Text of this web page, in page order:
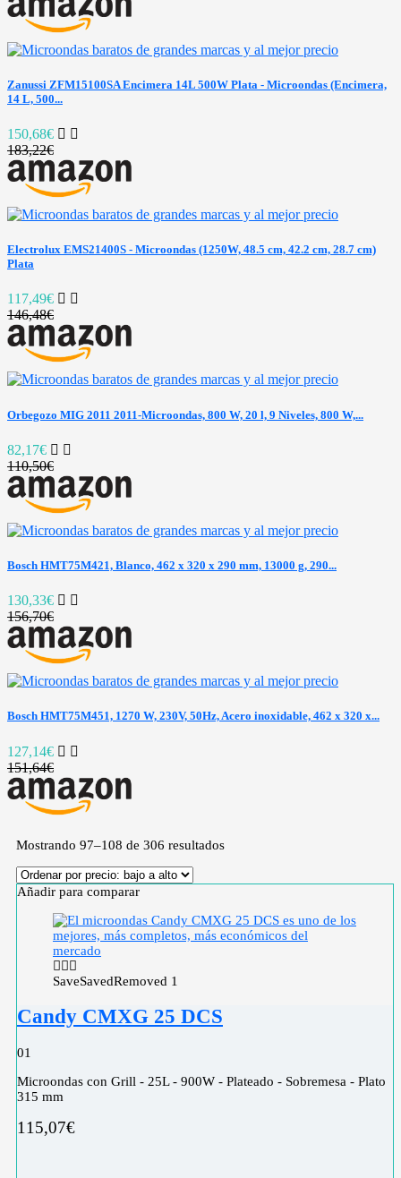
Zanussi ZFM15100SA Encimera 14L 500W Plata - Microondas (Encimera,
14 L, 500...
150,68€
183,22€
Electrolux EMS21400S - Microondas (1250W, 48.5 cm, 42.2 cm, 28.7 cm)
Plata
117,49€
146,48€
Orbegozo MIG 2011 2011-Microondas, 800 W, 20 l, 9 Niveles, 800 W,...
82,17€
110,50€
Bosch HMT75M421, Blanco, 462 x 320 x 290 mm, 13000 g, 290...
130,33€
156,70€
Bosch HMT75M451, 1270 W, 230V, 50Hz, Acero inoxidable, 462 x 320 x...
127,14€
151,64€
Mostrando 97–108 de 306 resultados
Añadir para comparar
SaveSavedRemoved 1
Candy CMXG 25 DCS
01
Microondas con Grill - 25L - 900W - Plateado - Sobremesa - Plato
315 mm
115,07€